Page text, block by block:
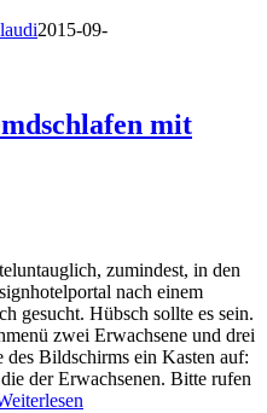
2015-09-
mit
zumindest, in den
nach einem
gesucht. Hübsch sollte es sein.
zwei Erwachsene und drei
Bildschirms ein Kasten auf:
der Erwachsenen. Bitte rufen